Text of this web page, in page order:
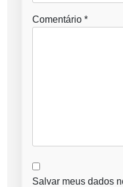
Comentário *
Salvar meus dados